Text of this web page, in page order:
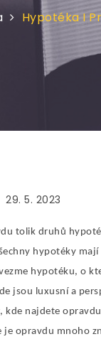
Hypotéka I
29. 5. 2023
tolik druhů
hypotéky
hypotéku, o
jsou luxusní a
kde najdete
opravdu mnoho